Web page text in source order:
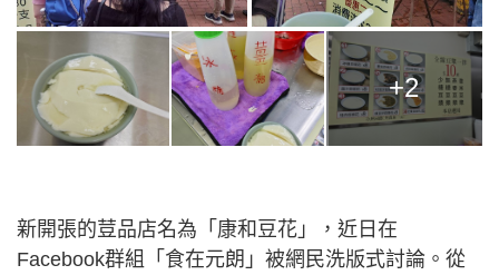
+2
新開張的荳品店名為「康和豆花」，近日在
Facebook群組「食在元朗」被網民洗版式討論。從